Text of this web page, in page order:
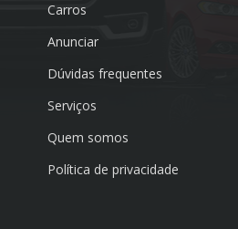
Carros
Anunciar
Dúvidas frequentes
Serviços
Quem somos
Política de privacidade